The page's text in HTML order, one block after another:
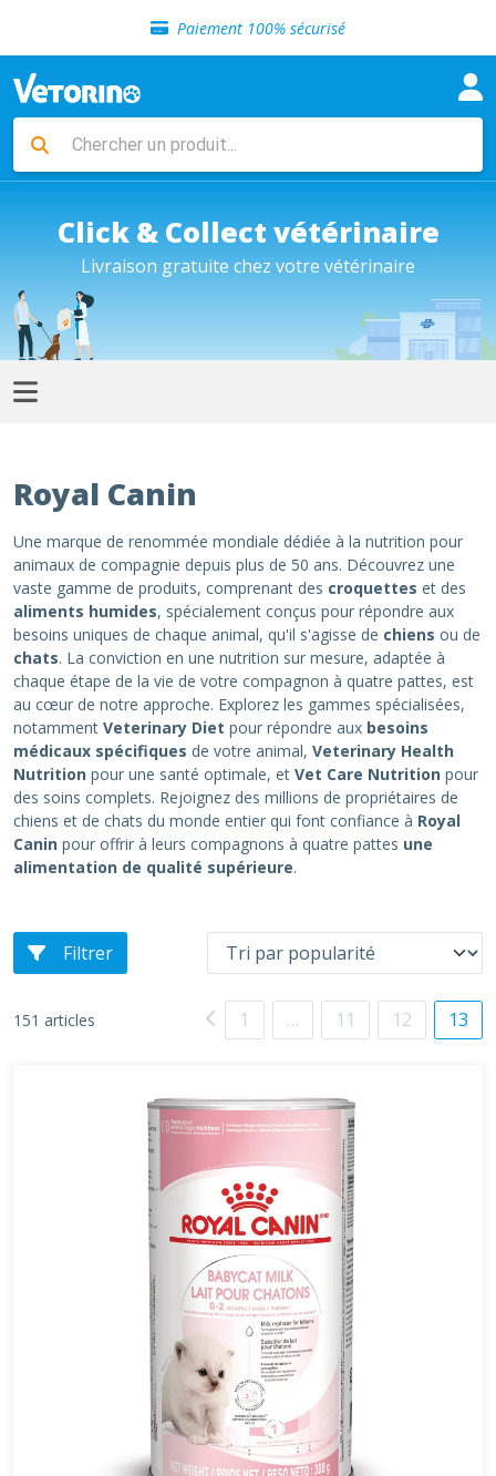
Paiement 100% sécurisé
Livraison gratuite en clinique vétérinaire
Sélection de croquettes vétérinaire
Livraison gratuite en clinique vétérinaire
Retour gratuit en clinique
Click & Collect vétérinaire
Livraison gratuite chez votre vétérinaire
Royal Canin
Une marque de renommée mondiale dédiée à la nutrition pour
animaux de compagnie depuis plus de 50 ans. Découvrez une
vaste gamme de produits, comprenant des croquettes et des
aliments humides, spécialement conçus pour répondre aux
besoins uniques de chaque animal, qu'il s'agisse de chiens ou de
chats. La conviction en une nutrition sur mesure, adaptée à
chaque étape de la vie de votre compagnon à quatre pattes, est
au cœur de notre approche. Explorez les gammes spécialisées,
notamment Veterinary Diet pour répondre aux besoins
médicaux spécifiques de votre animal, Veterinary Health
Nutrition pour une santé optimale, et Vet Care Nutrition pour
des soins complets. Rejoignez des millions de propriétaires de
chiens et de chats du monde entier qui font confiance à Royal
Canin pour offrir à leurs compagnons à quatre pattes une
alimentation de qualité supérieure.
Filtrer
151 articles 1 … 11 12 13